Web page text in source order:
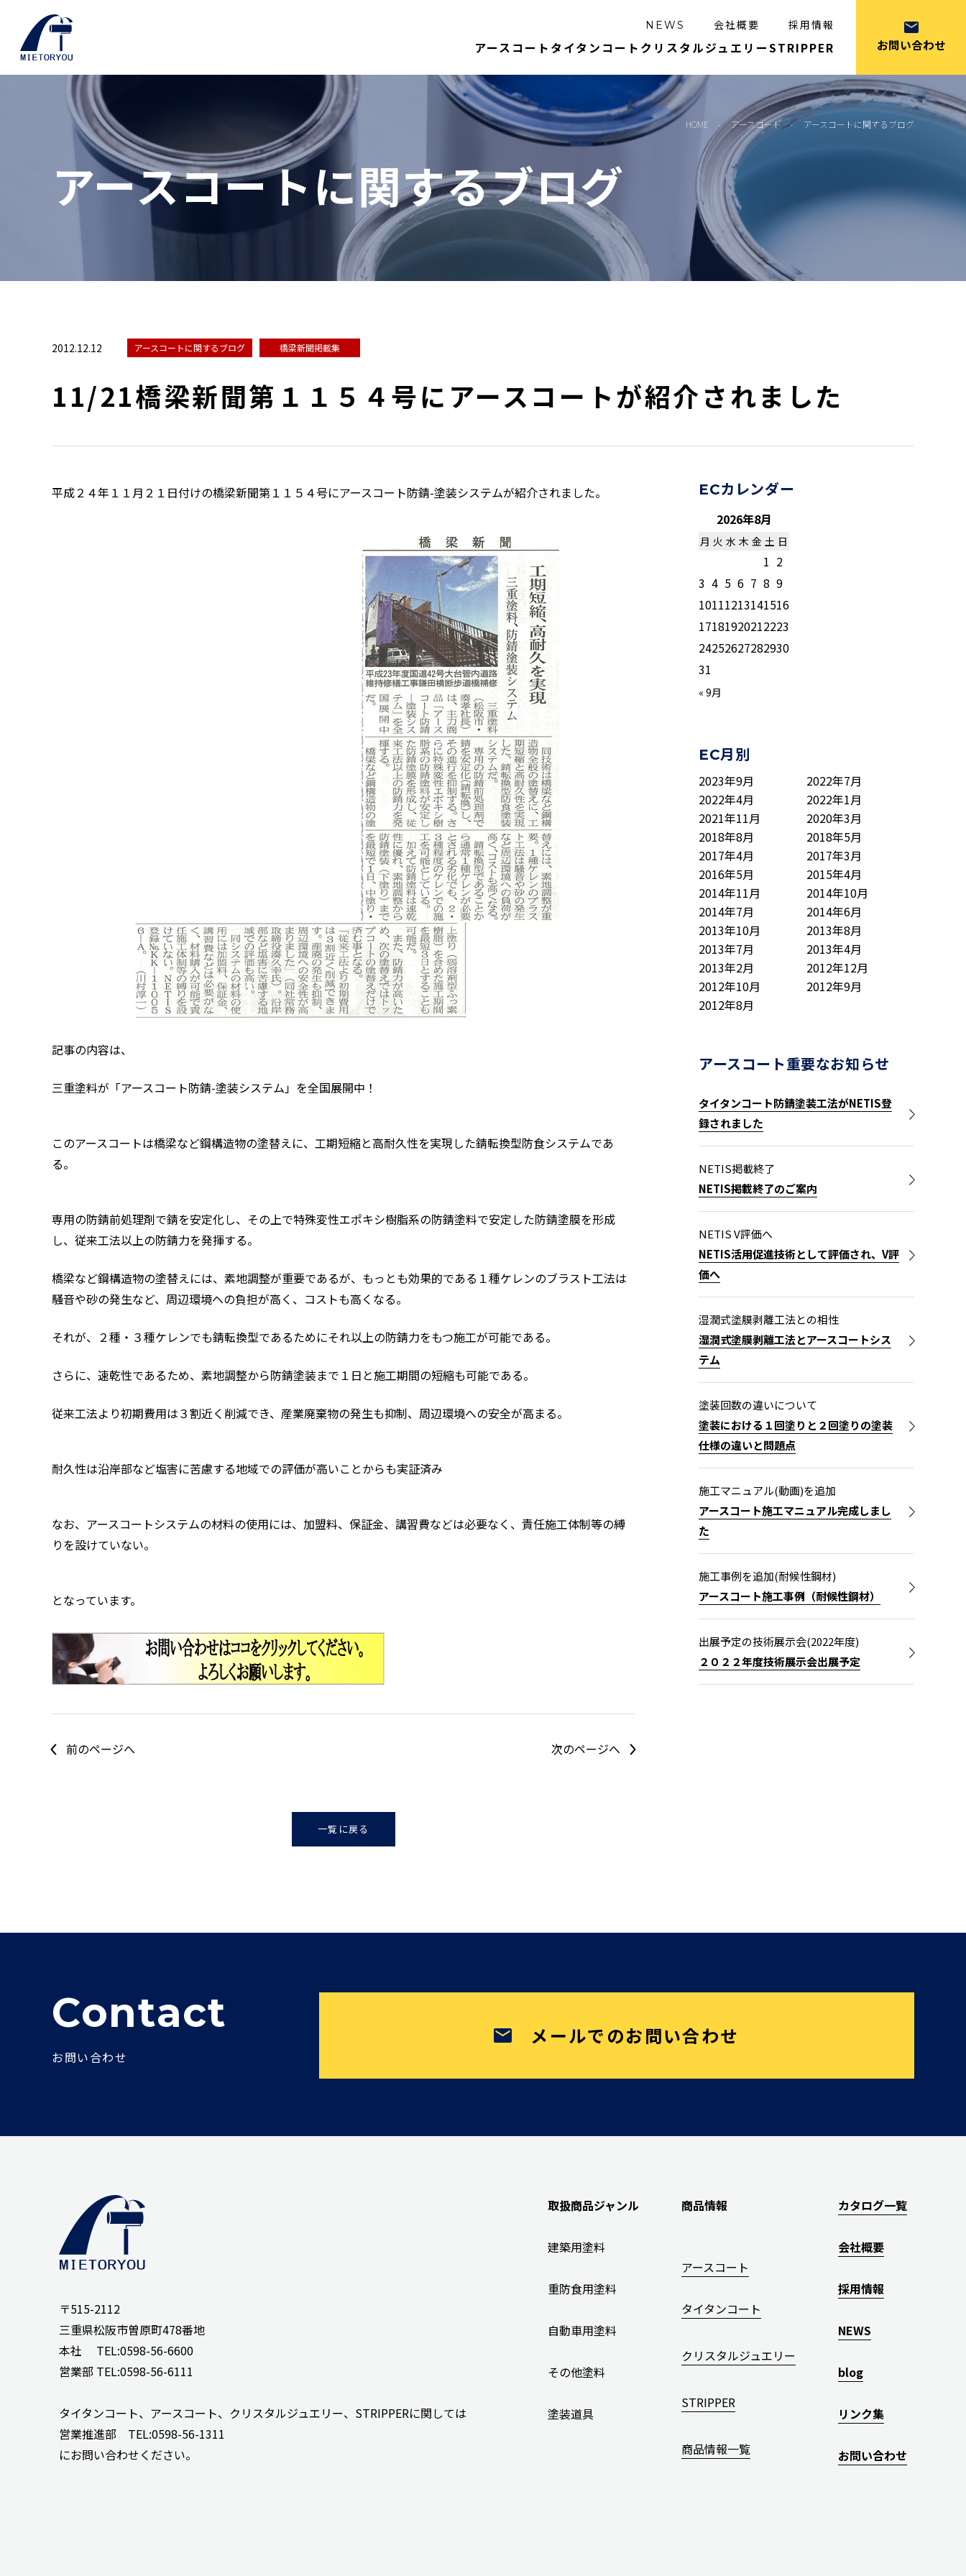
NEWS 会社概要 採用情報
アースコート タイタンコート クリスタルジュエリーSTRIPPER お問い合わせ
HOME アースコート アースコートに関するブログ
アースコートに関するブログ
2012.12.12 アースコートに関するブログ 橋梁新聞掲載集
11/21橋梁新聞第１１５４号にアースコートが紹介されました
平成２４年１１月２１日付けの橋梁新聞第１１５４号にアースコート防錆-塗装システムが紹介されました。
記事の内容は、
三重塗料が「アースコート防錆-塗装システム」を全国展開中！
このアースコートは橋梁など鋼構造物の塗替えに、工期短縮と高耐久性を実現した錆転換型防食システムであ
る。
専用の防錆前処理剤で錆を安定化し、その上で特殊変性エポキシ樹脂系の防錆塗料で安定した防錆塗膜を形成
し、従来工法以上の防錆力を発揮する。
橋梁など鋼構造物の塗替えには、素地調整が重要であるが、もっとも効果的である１種ケレンのブラスト工法は
騒音や砂の発生など、周辺環境への負担が高く、コストも高くなる。
それが、２種・３種ケレンでも錆転換型であるためにそれ以上の防錆力をもつ施工が可能である。
さらに、速乾性であるため、素地調整から防錆塗装まで１日と施工期間の短縮も可能である。
従来工法より初期費用は３割近く削減でき、産業廃棄物の発生も抑制、周辺環境への安全が高まる。
耐久性は沿岸部など塩害に苦慮する地域での評価が高いことからも実証済み
なお、アースコートシステムの材料の使用には、加盟料、保証金、講習費などは必要なく、責任施工体制等の縛
りを設けていない。
となっています。
前のページへ 次のページへ
一覧に戻る
ECカレンダー
2026年8月
月 火 水 木 金 土 日
1 2
3 4 5 6 7 8 9
10111213141516
17181920212223
24252627282930
31
« 9月
EC月別
2023年9月
2022年7月
2022年4月
2022年1月
2021年11月
2020年3月
2018年8月
2018年5月
2017年4月
2017年3月
2016年5月
2015年4月
2014年11月
2014年10月
2014年7月
2014年6月
2013年10月
2013年8月
2013年7月
2013年4月
2013年2月
2012年12月
2012年10月
2012年9月
2012年8月
アースコート重要なお知らせ
タイタンコート防錆塗装工法がNETIS登
録されました
NETIS掲載終了
NETIS掲載終了のご案内
NETIS V評価へ
NETIS活用促進技術として評価され、V評
価へ
湿潤式塗膜剥離工法との相性
湿潤式塗膜剥離工法とアースコートシス
テム
塗装回数の違いについて
塗装における１回塗りと２回塗りの塗装
仕様の違いと問題点
施工マニュアル(動画)を追加
アースコート施工マニュアル完成しまし
た
施工事例を追加(耐候性鋼材)
アースコート施工事例（耐候性鋼材）
出展予定の技術展示会(2022年度)
２０２２年度技術展示会出展予定
Contact
お問い合わせ
メールでのお問い合わせ
〒515-2112
三重県松阪市曽原町478番地
本社 TEL:0598-56-6600
営業部 TEL:0598-56-6111
タイタンコート、アースコート、クリスタルジュエリー、STRIPPERに関しては
営業推進部 TEL:0598-56-1311
にお問い合わせください。
取扱商品ジャンル
建築用塗料
重防食用塗料
自動車用塗料
その他塗料
塗装道具
商品情報
アースコート
タイタンコート
クリスタルジュエリー
STRIPPER
商品情報一覧
カタログ一覧
会社概要
採用情報
NEWS
blog
リンク集
お問い合わせ